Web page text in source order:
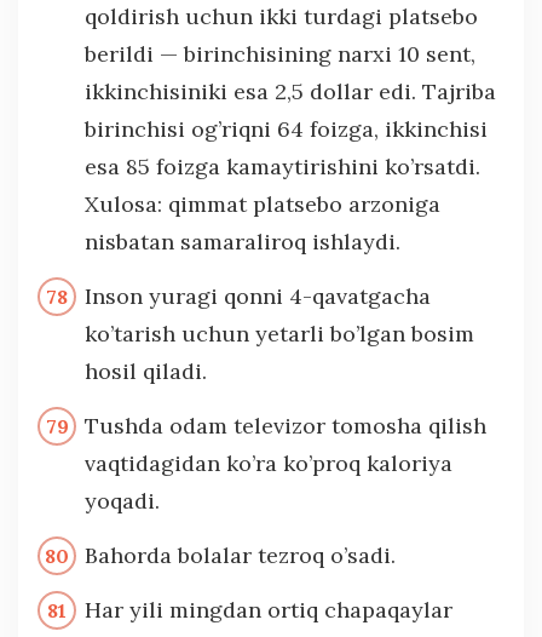
qoldirish uchun ikki turdagi platsebo
berildi — birinchisining narxi 10 sent,
ikkinchisiniki esa 2,5 dollar edi. Tajriba
birinchisi og’riqni 64 foizga, ikkinchisi
esa 85 foizga kamaytirishini ko’rsatdi.
Xulosa: qimmat platsebo arzoniga
nisbatan samaraliroq ishlaydi.
Inson yuragi qonni 4-qavatgacha
ko’tarish uchun yetarli bo’lgan bosim
hosil qiladi.
Tushda odam televizor tomosha qilish
vaqtidagidan ko’ra ko’proq kaloriya
yoqadi.
Bahorda bolalar tezroq o’sadi.
Har yili mingdan ortiq chapaqaylar